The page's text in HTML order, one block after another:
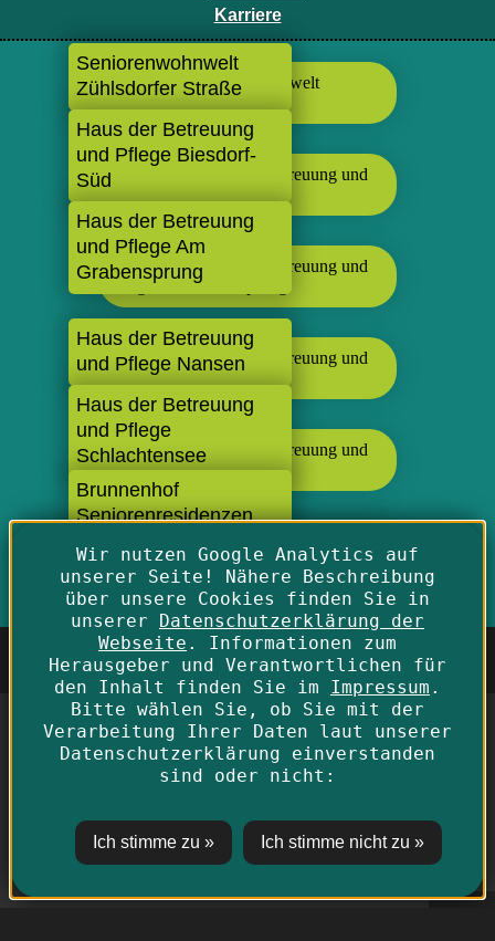
Karriere
Seniorenwohnwelt
Zühlsdorfer Straße
Haus der Betreuung
und Pflege Biesdorf-
Süd
Haus der Betreuung
und Pflege Am
Grabensprung
Haus der Betreuung
und Pflege Nansen
Haus der Betreuung
und Pflege
Schlachtensee
Brunnenhof
Seniorenresidenzen
Steglitz
Alpenland Pflegeheime Berlin GmbH
Startseite|Datenschutz |Impressum |Kontakt|
© 2024 - 2026 Alpenland Pflegeheime Berlin GmbH -
Alle Rechte vorbehalten
Wir nutzen Google Analytics auf
unserer Seite! Nähere Beschreibung
über unsere Cookies finden Sie in
unserer Datenschutzerklärung der
Webseite . Informationen zum
Herausgeber und Verantwortlichen für
den Inhalt finden Sie im Impressum .
Bitte wählen Sie, ob Sie mit der
Verarbeitung Ihrer Daten laut unserer
Datenschutzerklärung einverstanden
sind oder nicht: